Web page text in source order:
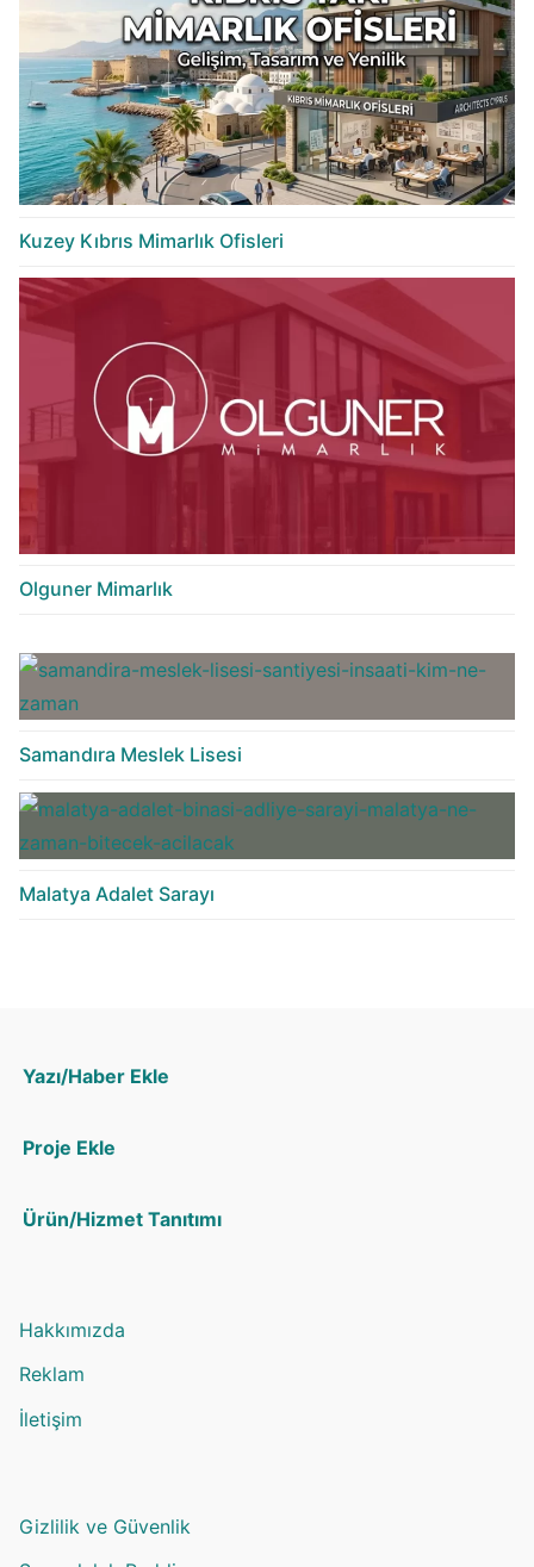
Kuzey Kıbrıs Mimarlık Ofisleri
Olguner Mimarlık
Samandıra Meslek Lisesi
Malatya Adalet Sarayı
Yazı/Haber Ekle
Proje Ekle
Ürün/Hizmet Tanıtımı
Hakkımızda
Reklam
İletişim
Gizlilik ve Güvenlik